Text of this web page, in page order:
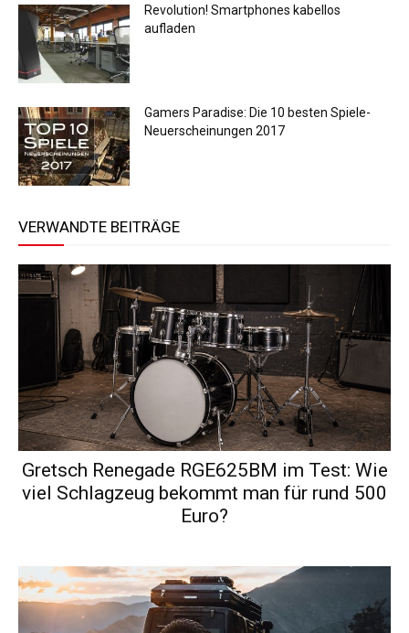
Revolution! Smartphones kabellos
aufladen
Gamers Paradise: Die 10 besten Spiele-
Neuerscheinungen 2017
VERWANDTE BEITRÄGE
Gretsch Renegade RGE625BM im Test: Wie
viel Schlagzeug bekommt man für rund 500
Euro?